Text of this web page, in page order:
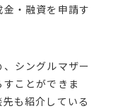
・融資を申請す
シングルマザー
ことができま
も紹介している